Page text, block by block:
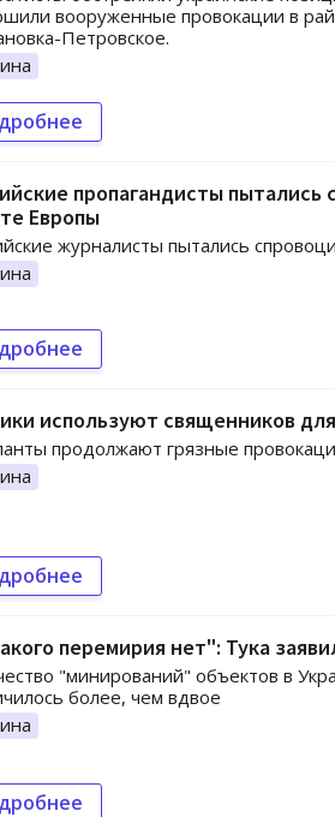
вооруженные провокации в
Петровское.
пропагандисты пытались
Европы
журналисты пытались
используют священников
продолжают грязные
перемирия нет": Тука
"минирований" объектов в
более, чем вдвое